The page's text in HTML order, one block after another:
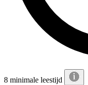
8 minimale leestijd